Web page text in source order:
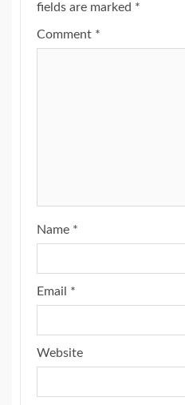
fields are marked *
Comment *
Name *
Email *
Website